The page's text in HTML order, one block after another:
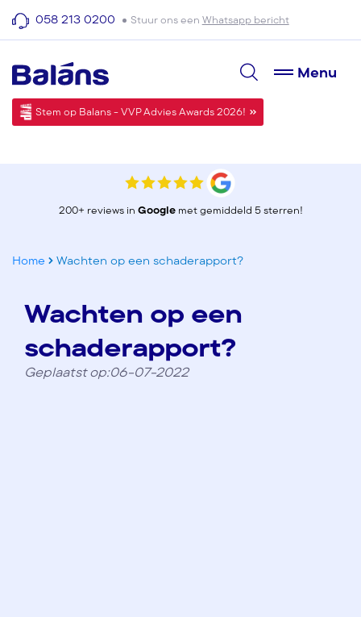
058 213 0200 Stuur ons een Whatsapp bericht
Menu
Stem op Balans - VVP Advies Awards 2026!
200+ reviews in Googlemet gemiddeld 5 sterren!
Home Wachten op een schaderapport?
Wachten op een
schaderapport?
Geplaatst op:06-07-2022